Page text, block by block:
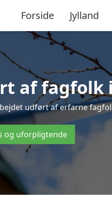
Forside Jylland
af fagfolk
udført af erfarne
og uforpligtende